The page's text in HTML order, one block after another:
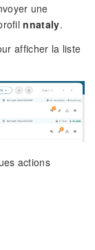
une
nnataly.
afficher la liste
actions